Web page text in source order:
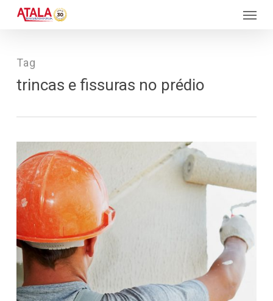
Menu
Tag
trincas e fissuras no prédio